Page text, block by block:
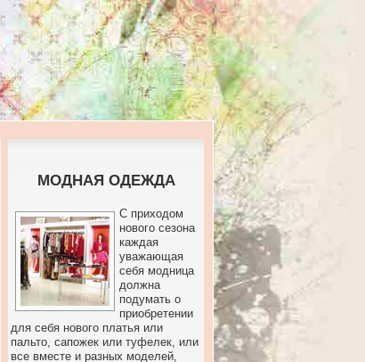
МОДНАЯ ОДЕЖДА
С приходом
нового сезона
каждая
уважающая
себя модница
должна
подумать о
приобретении
для себя нового платья или
пальто, сапожек или туфелек, или
все вместе и разных моделей,